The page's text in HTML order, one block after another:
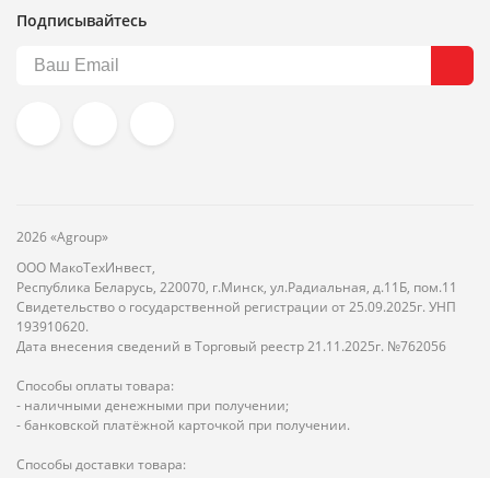
Подписывайтесь
2026 «Agroup»
ООО МакоТехИнвест,
Республика Беларусь, 220070, г.Минск, ул.Радиальная, д.11Б, пом.11
Свидетельство о государственной регистрации от 25.09.2025г. УНП
193910620.
Дата внесения сведений в Торговый реестр 21.11.2025г. №762056
Способы оплаты товара:
- наличными денежными при получении;
- банковской платёжной карточкой при получении.
Способы доставки товара: